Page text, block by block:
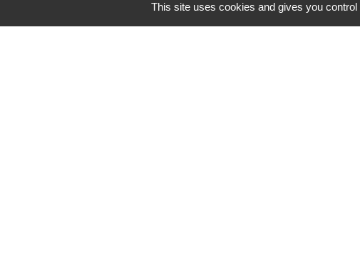
This site uses cookies and gives you